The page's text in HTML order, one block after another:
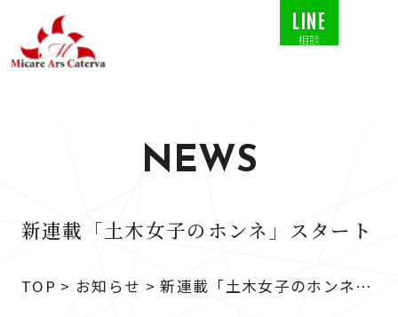
LINE
相談
NEWS
新連載「土木女子のホンネ」スタート
TOP > お知らせ >新連載「土木女子のホンネ」
スタート